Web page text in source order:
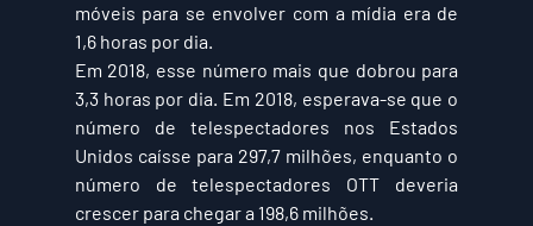
móveis para se envolver com a mídia era de
1,6 horas por dia.
Em 2018, esse número mais que dobrou para
3,3 horas por dia. Em 2018, esperava-se que o
número de telespectadores nos Estados
Unidos caísse para 297,7 milhões, enquanto o
número de telespectadores OTT deveria
crescer para chegar a 198,6 milhões.